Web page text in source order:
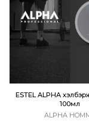
ALPHA
ESTEL ALPHA
100мл